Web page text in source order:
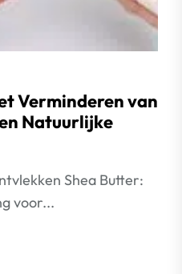
Verminderen van
Natuurlijke
Shea Butter:
voor...